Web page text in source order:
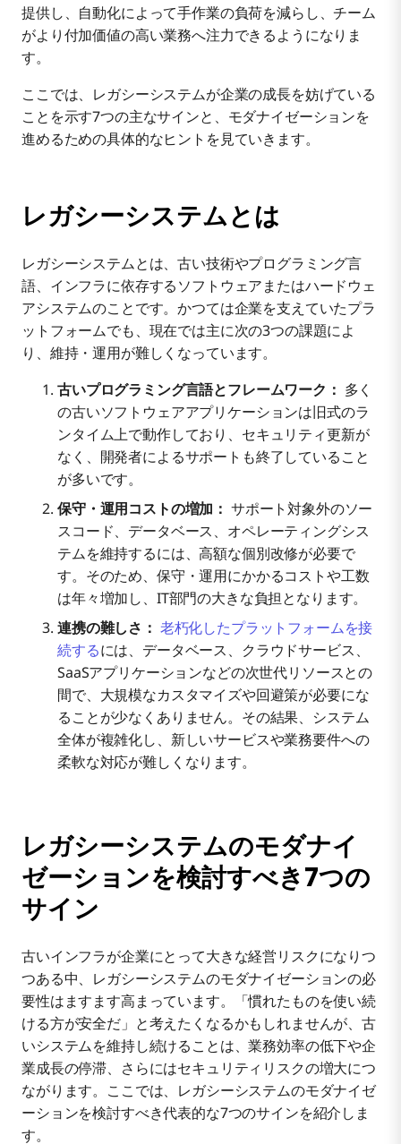
提供し、自動化によって手作業の負荷を減らし、チーム
がより付加価値の高い業務へ注力できるようになりま
す。
ここでは、レガシーシステムが企業の成長を妨げている
ことを示す7つの主なサインと、モダナイゼーションを
進めるための具体的なヒントを見ていきます。
レガシーシステムとは
レガシーシステムとは、古い技術やプログラミング言
語、インフラに依存するソフトウェアまたはハードウェ
アシステムのことです。かつては企業を支えていたプラ
ットフォームでも、現在では主に次の3つの課題によ
り、維持・運用が難しくなっています。
古いプログラミング言語とフレームワーク： 多く
の古いソフトウェアアプリケーションは旧式のラ
ンタイム上で動作しており、セキュリティ更新が
なく、開発者によるサポートも終了していること
が多いです。
保守・運用コストの増加： サポート対象外のソー
スコード、データベース、オペレーティングシス
テムを維持するには、高額な個別改修が必要で
す。そのため、保守・運用にかかるコストや工数
は年々増加し、IT部門の大きな負担となります。
連携の難しさ： 老朽化したプラットフォームを接
続するには、データベース、クラウドサービス、
SaaSアプリケーションなどの次世代リソースとの
間で、大規模なカスタマイズや回避策が必要にな
ることが少なくありません。その結果、システム
全体が複雑化し、新しいサービスや業務要件への
柔軟な対応が難しくなります。
レガシーシステムのモダナイ
ゼーションを検討すべき7つの
サイン
古いインフラが企業にとって大きな経営リスクになりつ
つある中、レガシーシステムのモダナイゼーションの必
要性はますます高まっています。「慣れたものを使い続
ける方が安全だ」と考えたくなるかもしれませんが、古
いシステムを維持し続けることは、業務効率の低下や企
業成長の停滞、さらにはセキュリティリスクの増大につ
ながります。ここでは、レガシーシステムのモダナイゼ
ーションを検討すべき代表的な7つのサインを紹介しま
す。